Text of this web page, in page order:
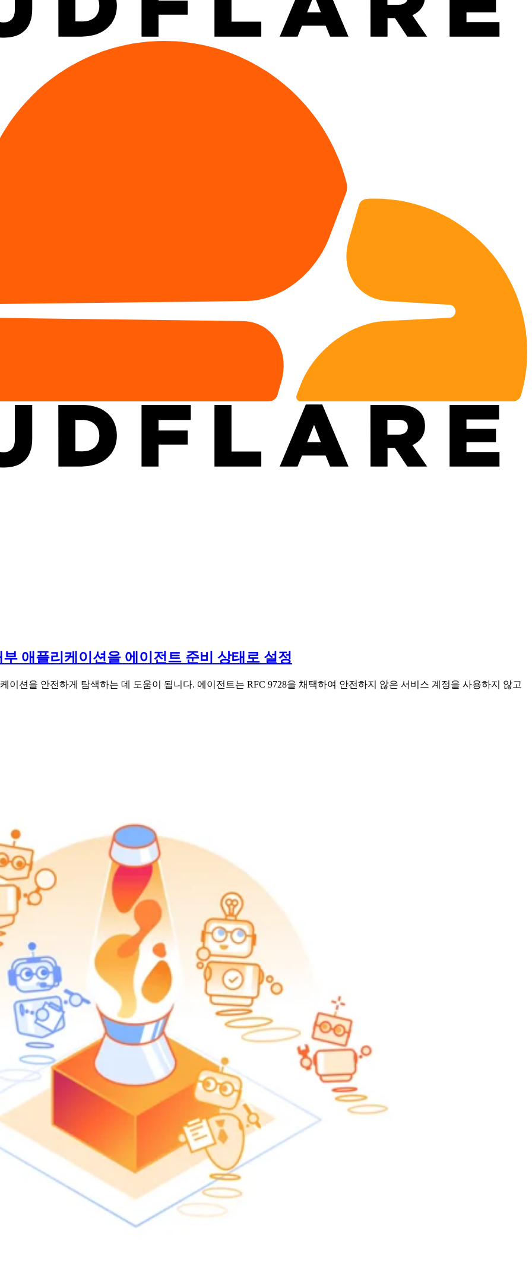
애플리케이션을 에이전트 준비 상태로 설정
이션을 안전하게 탐색하는 데 도움이 됩니다. 에이전트는 RFC 9728을 채택하여 안전하지 않은 서비스 계정을 사용하지 않고